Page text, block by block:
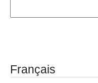
Français